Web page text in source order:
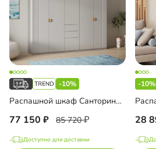
-10%
Распашной шкаф Санторини-5 Лайф
77 150 85 720
Доступно для доставки
-10%
28